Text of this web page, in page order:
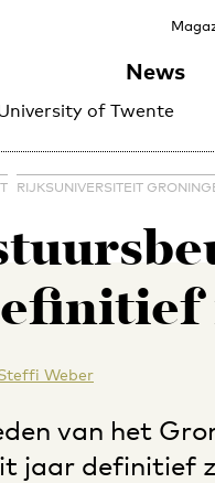
of Twente
News
RIJKSUNIVERSITEIT
Weber
van het
jaar definitief